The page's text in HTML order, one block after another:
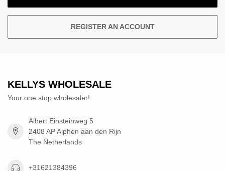
REGISTER AN ACCOUNT
KELLYS WHOLESALE
Your one stop wholesaler!
Albert Einsteinweg 5
2408 AP Alphen aan den Rijn
The Netherlands
+31621384396